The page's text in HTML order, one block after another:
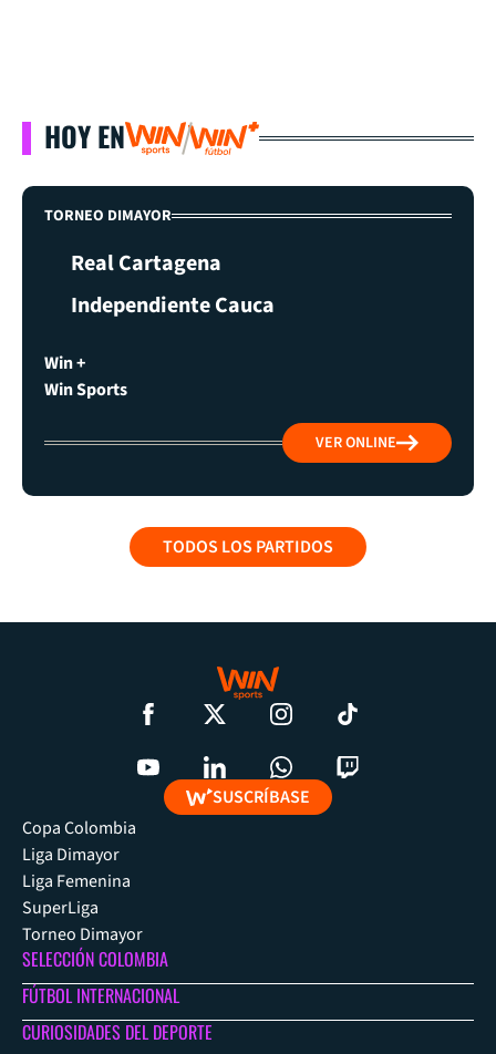
HOY EN
TORNEO DIMAYOR
Real Cartagena
Independiente Cauca
Win +
Win Sports
VER ONLINE
TODOS LOS PARTIDOS
SUSCRÍBASE
Copa Colombia
Liga Dimayor
Liga Femenina
SuperLiga
Torneo Dimayor
SELECCIÓN COLOMBIA
FÚTBOL INTERNACIONAL
CURIOSIDADES DEL DEPORTE